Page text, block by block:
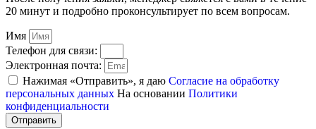
20 минут и подробно проконсультирует по всем вопросам.
Имя
Телефон для связи:
Электронная почта:
Нажимая «Отправить», я даю Согласие на обработку
персональных данных На основании Политики
конфиденциальности
Отправить